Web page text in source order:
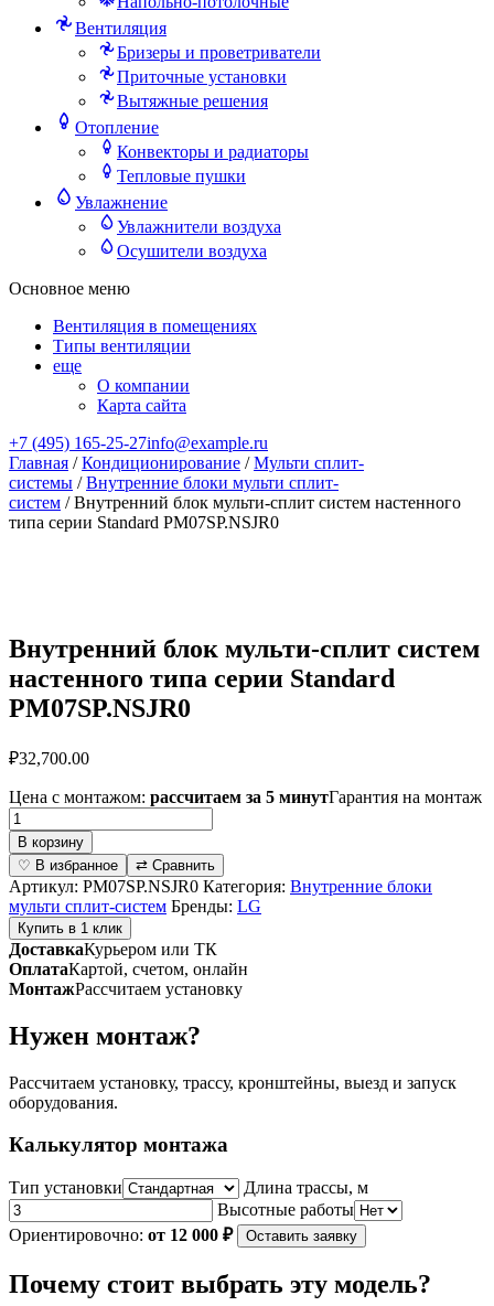
Вентиляция
Бризеры и проветриватели
Приточные установки
Вытяжные решения
Отопление
Конвекторы и радиаторы
Тепловые пушки
Увлажнение
Увлажнители воздуха
Осушители воздуха
Основное меню
Вентиляция в помещениях
Типы вентиляции
еще
О компании
Карта сайта
+7 (495) 165-25-27info@example.ru
Главная /Кондиционирование /Мульти сплит-
системы /Внутренние блоки мульти сплит-
систем / Внутренний блок мульти-сплит систем настенного
типа серии Standard PM07SP.NSJR0
Внутренний блок мульти-сплит систем
настенного типа серии Standard
PM07SP.NSJR0
₽32,700.00
Цена с монтажом: рассчитаем за 5 минутГарантия на монтаж
Количество
товара
Внутренний
блок
мульти-
сплит
систем
настенного
типа
серии
PM07SP.NSJR0
В корзину
♡ В избранное
⇄ Сравнить
Артикул: PM07SP.NSJR0 Категория: Внутренние блоки
мульти сплит-систем Бренды: LG
Купить в 1 клик
ДоставкаКурьером или ТК
ОплатаКартой, счетом, онлайн
МонтажРассчитаем установку
Нужен монтаж?
Рассчитаем установку, трассу, кронштейны, выезд и запуск
оборудования.
Калькулятор монтажа
Тип установки
Длина трассы, м
Высотные работы
Ориентировочно: от 12 000 ₽ Оставить заявку
Почему стоит выбрать эту модель?